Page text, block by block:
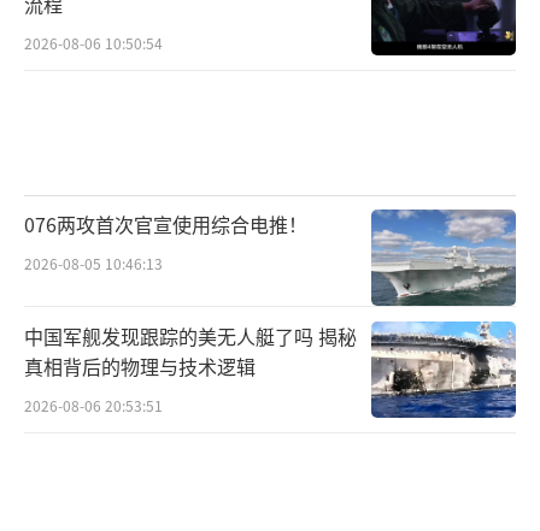
2026-08-06 10:50:54
076两攻首次官宣使用综合电推！
2026-08-05 10:46:13
中国军舰发现跟踪的美无人艇了吗 揭秘
真相背后的物理与技术逻辑
2026-08-06 20:53:51